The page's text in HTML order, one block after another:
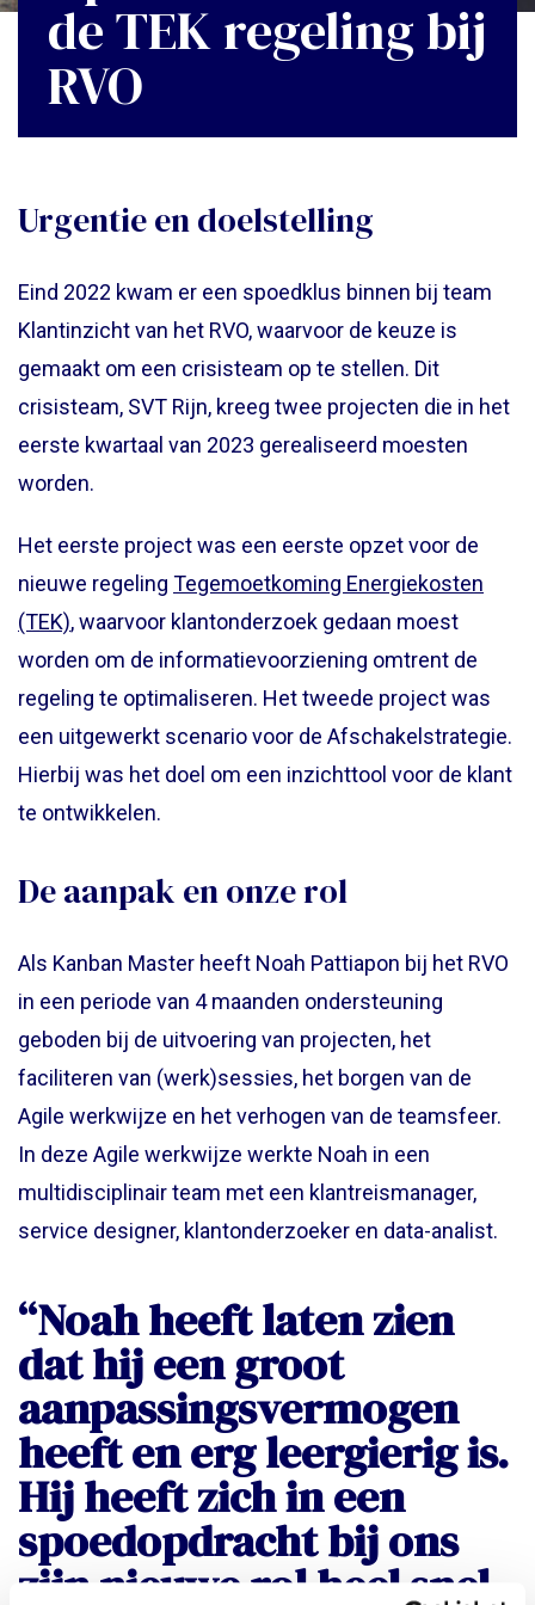
Eng
de TEK regeling bij
RVO
Urgentie en doelstelling
Eind 2022 kwam er een spoedklus binnen bij team
Klantinzicht van het RVO, waarvoor de keuze is
gemaakt om een crisisteam op te stellen. Dit
crisisteam, SVT Rijn, kreeg twee projecten die in het
eerste kwartaal van 2023 gerealiseerd moesten
worden.
Het eerste project was een eerste opzet voor de
nieuwe regeling Tegemoetkoming Energiekosten
(TEK), waarvoor klantonderzoek gedaan moest
worden om de informatievoorziening omtrent de
regeling te optimaliseren. Het tweede project was
een uitgewerkt scenario voor de Afschakelstrategie.
Hierbij was het doel om een inzichttool voor de klant
te ontwikkelen.
De aanpak en onze rol
Als Kanban Master heeft Noah Pattiapon bij het RVO
in een periode van 4 maanden ondersteuning
geboden bij de uitvoering van projecten, het
faciliteren van (werk)sessies, het borgen van de
Agile werkwijze en het verhogen van de teamsfeer.
In deze Agile werkwijze werkte Noah in een
multidisciplinair team met een klantreismanager,
service designer, klantonderzoeker en data-analist.
“Noah heeft laten zien
dat hij een groot
aanpassingsvermogen
heeft en erg leergierig is.
Hij heeft zich in een
spoedopdracht bij ons
zijn nieuwe rol heel snel